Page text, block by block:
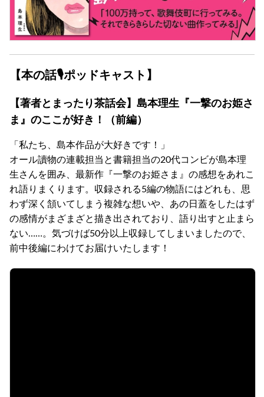
【本の話🎙ポッドキャスト】
【著者とまったり茶話会】島本理生『一撃のお姫さ
ま』のここが好き！（前編）
「私たち、島本作品が大好きです！」
オール讀物の連載担当と書籍担当の20代コンビが島本理
生さんを囲み、最新作『一撃のお姫さま』の感想をあれこ
れ語りまくります。収録される5編の物語にはどれも、思
わず深く頷いてしまう複雑な想いや、あの日蓋をしたはず
の感情がまざまざと描き出されており、語り出すと止まら
ない……。気づけば50分以上収録してしまいましたので、
前中後編にわけてお届けいたします！